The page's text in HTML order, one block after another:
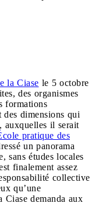
la Ciase le 5 octobre
des organismes
formations
des dimensions qui
auxquelles il serait
pratique des
un panorama
sans études locales
finalement assez
collective
qu’une
demanda aux